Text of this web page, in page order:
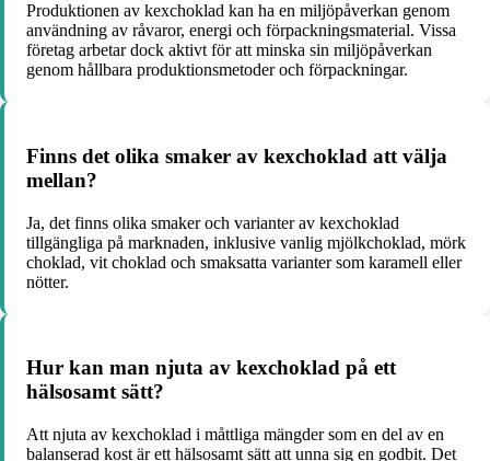
Produktionen av kexchoklad kan ha en miljöpåverkan genom
användning av råvaror, energi och förpackningsmaterial. Vissa
företag arbetar dock aktivt för att minska sin miljöpåverkan
genom hållbara produktionsmetoder och förpackningar.
Finns det olika smaker av kexchoklad att välja
mellan?
Ja, det finns olika smaker och varianter av kexchoklad
tillgängliga på marknaden, inklusive vanlig mjölkchoklad, mörk
choklad, vit choklad och smaksatta varianter som karamell eller
nötter.
Hur kan man njuta av kexchoklad på ett
hälsosamt sätt?
Att njuta av kexchoklad i måttliga mängder som en del av en
balanserad kost är ett hälsosamt sätt att unna sig en godbit. Det